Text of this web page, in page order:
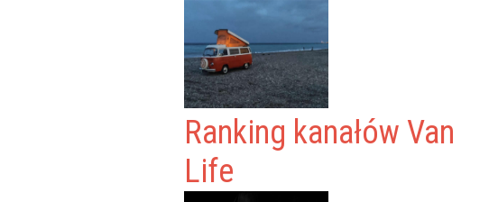
Ranking kanałów Van
Life